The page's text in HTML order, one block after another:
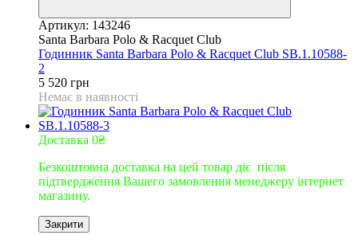
Артикул: 143246
Santa Barbara Polo & Racquet Club
Годинник Santa Barbara Polo & Racquet Club SB.1.10588-
2
5 520 грн
Немає в наявності
Доставка 0₴
Безкоштовна доставка на цей товар діє після
підтвердження Вашего замовлення менеджеру інтернет
магазину.
Закрити